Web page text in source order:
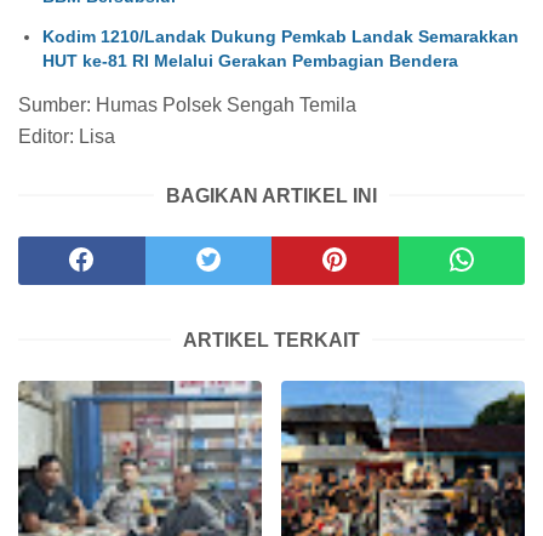
Kodim 1210/Landak Dukung Pemkab Landak Semarakkan
HUT ke-81 RI Melalui Gerakan Pembagian Bendera
Sumber: Humas Polsek Sengah Temila
Editor: Lisa
BAGIKAN ARTIKEL INI
ARTIKEL TERKAIT